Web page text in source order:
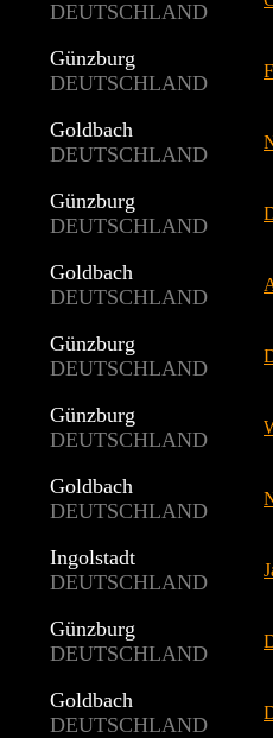
DEUTSCHLAND
Günzburg
DEUTSCHLAND
Goldbach
DEUTSCHLAND
Günzburg
DEUTSCHLAND
Goldbach
DEUTSCHLAND
Günzburg
DEUTSCHLAND
Günzburg
DEUTSCHLAND
Goldbach
DEUTSCHLAND
Ingolstadt
DEUTSCHLAND
Günzburg
DEUTSCHLAND
Goldbach
DEUTSCHLAND